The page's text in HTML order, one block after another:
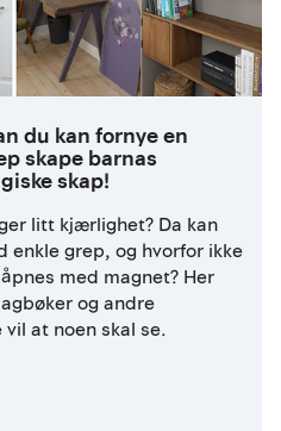
du kan fornye en
skape barnas
skap!
litt kjærlighet? Da kan
enkle grep, og hvorfor ikke
med magnet? Her
og andre
at noen skal se.